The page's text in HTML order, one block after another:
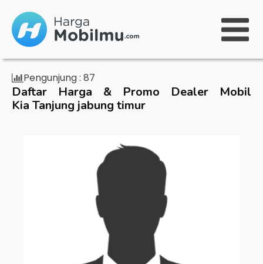
Pengunjung : 87
Daftar Harga & Promo Dealer Mobil
Kia Tanjung jabung timur